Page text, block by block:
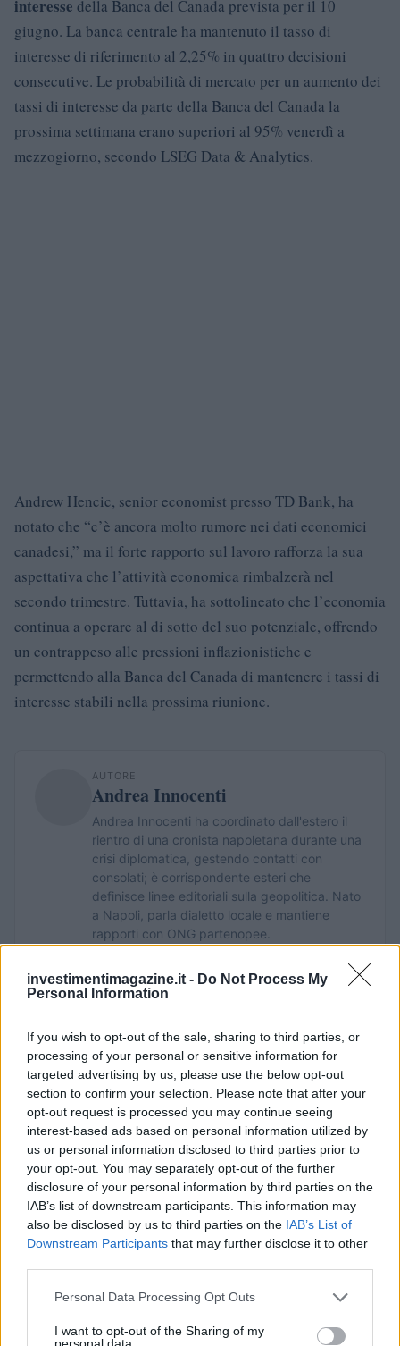
investimentimagazine.it - Do Not Process My
Personal Information
If you wish to opt-out of the sale, sharing to third parties, or
processing of your personal or sensitive information for
targeted advertising by us, please use the below opt-out
section to confirm your selection. Please note that after your
opt-out request is processed you may continue seeing
interest-based ads based on personal information utilized by
us or personal information disclosed to third parties prior to
your opt-out. You may separately opt-out of the further
disclosure of your personal information by third parties on the
IAB’s list of downstream participants. This information may
also be disclosed by us to third parties on the IAB’s List of
Downstream Participants that may further disclose it to other
Please note that this website/app uses one or more Google
not limited to your visit or usage behaviour. You may click to
Personal Data Processing Opt Outs
I want to opt-out of the Sharing of my
personal data.
interesse della Banca del Canada prevista per il 10
giugno. La banca centrale ha mantenuto il tasso di
interesse di riferimento al 2,25% in quattro decisioni
consecutive. Le probabilità di mercato per un aumento dei
tassi di interesse da parte della Banca del Canada la
prossima settimana erano superiori al 95% venerdì a
mezzogiorno, secondo LSEG Data & Analytics.
Andrew Hencic, senior economist presso TD Bank, ha
notato che “c’è ancora molto rumore nei dati economici
canadesi,” ma il forte rapporto sul lavoro rafforza la sua
aspettativa che l’attività economica rimbalzerà nel
secondo trimestre. Tuttavia, ha sottolineato che l’economia
continua a operare al di sotto del suo potenziale, offrendo
un contrappeso alle pressioni inflazionistiche e
permettendo alla Banca del Canada di mantenere i tassi di
interesse stabili nella prossima riunione.
AUTORE
Andrea Innocenti
Andrea Innocenti ha coordinato dall'estero il
rientro di una cronista napoletana durante una
crisi diplomatica, gestendo contatti con
consolati; è corrispondente esteri che
definisce linee editoriali sulla geopolitica. Nato
a Napoli, parla dialetto locale e mantiene
rapporti con ONG partenopee.